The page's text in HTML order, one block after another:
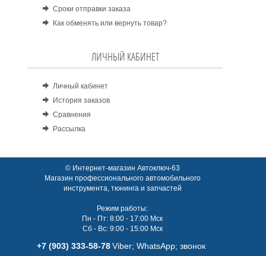
Сроки отправки заказа
Как обменять или вернуть товар?
ЛИЧНЫЙ КАБИНЕТ
Личный кабинет
История заказов
Сравнения
Рассылка
© Интернет-магазин Автоключ-63
Магазин профессионального автомобильного
инструмента, тюнинга и запчастей
Режим работы:
Пн - Пт: 8:00 - 17:00 Мск
Сб - Вс: 9:00 - 15:00 Мск
+7 (903) 333-58-78 Viber; WhatsАpp; звонок